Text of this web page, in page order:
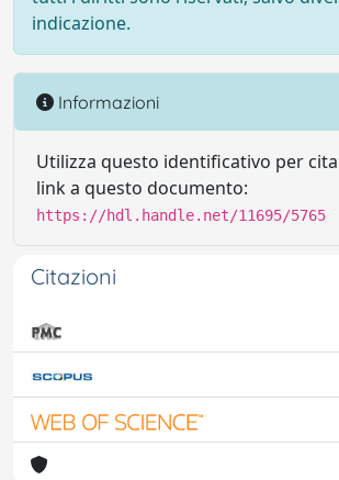
indicazione.
Informazioni
Utilizza questo identificativo per
link a questo documento:
https://hdl.handle.net/11695/5765
Citazioni